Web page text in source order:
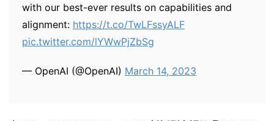
with our best-ever results on capabilities and
alignment: https://t.co/TwLFssyALF
pic.twitter.com/lYWwPjZbSg
— OpenAI (@OpenAI) March 14, 2023